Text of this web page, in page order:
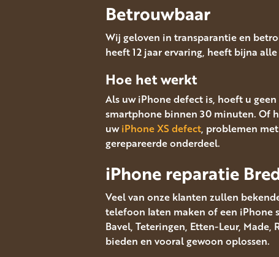
Betrouwbaar
Wij geloven in transparantie en
heeft 12 jaar ervaring, heeft bijna
Hoe het werkt
Als uw iPhone defect is, hoeft u
smartphone binnen 30 minuten. Of
uwiPhone XS defect, problemen
gerepareerde onderdeel.
iPhone reparatie
Veel van onze klanten zullen
telefoon laten maken of een iPhone
Bavel, Teteringen, Etten-Leur,
bieden en vooral gewoon oplossen.